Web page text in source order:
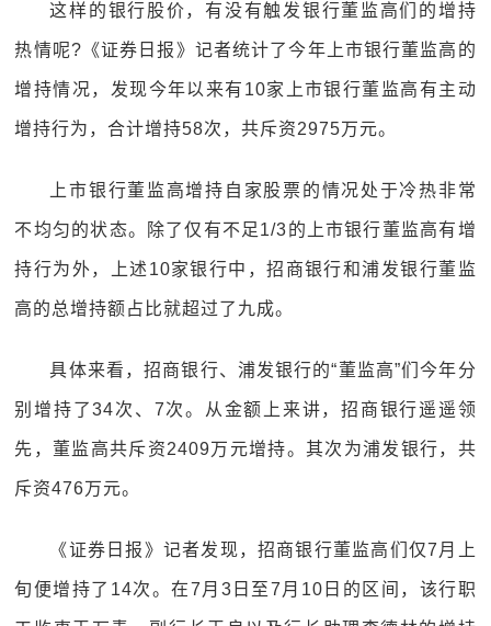
这样的银行股价，有没有触发银行董监高们的增持
热情呢?《证券日报》记者统计了今年上市银行董监高的
增持情况，发现今年以来有10家上市银行董监高有主动
增持行为，合计增持58次，共斥资2975万元。
上市银行董监高增持自家股票的情况处于冷热非常
不均匀的状态。除了仅有不足1/3的上市银行董监高有增
持行为外，上述10家银行中，招商银行和浦发银行董监
高的总增持额占比就超过了九成。
具体来看，招商银行、浦发银行的“董监高”们今年分
别增持了34次、7次。从金额上来讲，招商银行遥遥领
先，董监高共斥资2409万元增持。其次为浦发银行，共
斥资476万元。
《证券日报》记者发现，招商银行董监高们仅7月上
旬便增持了14次。在7月3日至7月10日的区间，该行职